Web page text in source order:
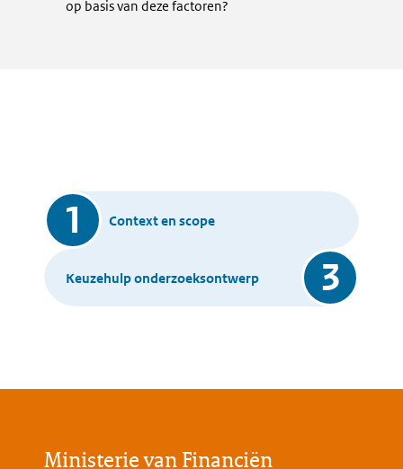
op basis van deze factoren?
Toolbox
steps
bottom
1 Context en scope
3
Keuzehulp onderzoeksontwerp
Ministerie van Financiën